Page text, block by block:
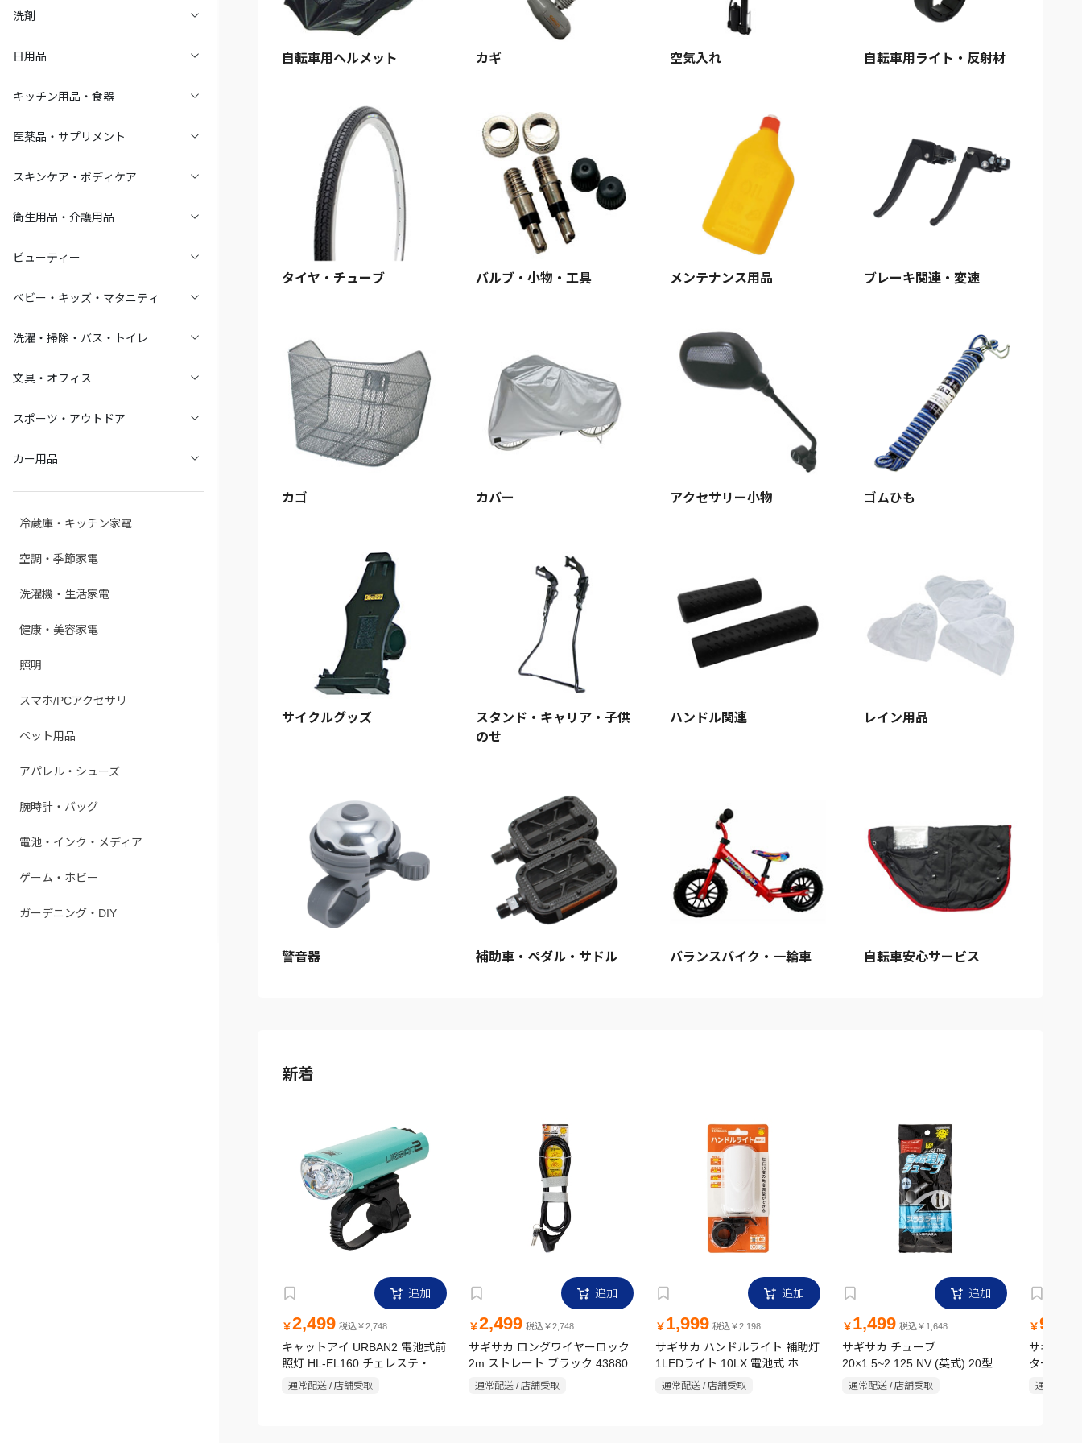
洗剤
日用品
キッチン用品・食器
医薬品・サプリメント
スキンケア・ボディケア
衛生用品・介護用品
ビューティー
ベビー・キッズ・マタニティ
洗濯・掃除・バス・トイレ
文具・オフィス
スポーツ・アウトドア
カー用品
冷蔵庫・キッチン家電
空調・季節家電
洗濯機・生活家電
健康・美容家電
照明
スマホ/PCアクセサリ
ペット用品
アパレル・シューズ
腕時計・バッグ
電池・インク・メディア
ゲーム・ホビー
ガーデニング・DIY
自転車用ヘルメット カギ 空気入れ 自転車用ライト・反射材
タイヤ・チューブ バルブ・小物・工具 メンテナンス用品 ブレーキ関連・変速
カゴ カバー アクセサリー小物 ゴムひも
サイクルグッズ
スタンド・キャリア・子供
のせ
ハンドル関連 レイン用品
警音器 補助車・ペダル・サドル バランスバイク・一輪車 自転車安心サービス
新着
追加
￥2,499 税込￥2,748
キャットアイ URBAN2 電池式前
照灯 HL-EL160 チェレステ・グ
リーン
通常配送 / 店舗受取
追加
￥2,499 税込￥2,748
サギサカ ロングワイヤーロック
2m ストレート ブラック 43880
通常配送 / 店舗受取
追加
￥ 1,999 税込￥2,198
サギサカ ハンドルライト 補助灯
1LEDライト 10LX 電池式 ホワ
イト 44426
通常配送 / 店舗受取
追加
￥ 1,499 税込￥1,648
サギサカ チューブ
20×1.5~2.125 NV (英式) 20型
通常配送 / 店舗受取
￥999
サギサカ
タープ式
通常配送 /